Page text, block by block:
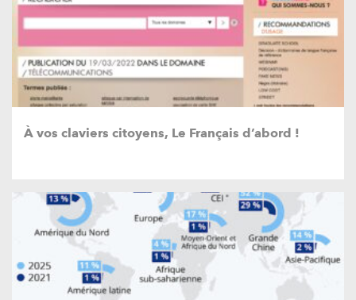
À vos claviers citoyens, Le Français d’abord !